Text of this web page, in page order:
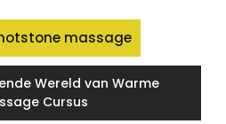
massage
Wereld van Warme
Cursus